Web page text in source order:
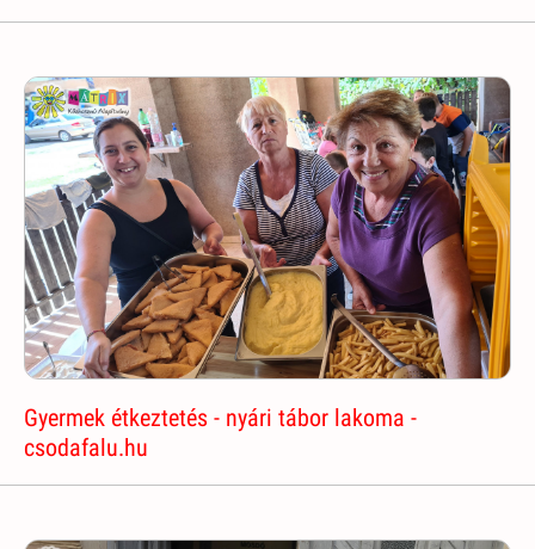
Gyermek étkeztetés - nyári tábor lakoma -
csodafalu.hu